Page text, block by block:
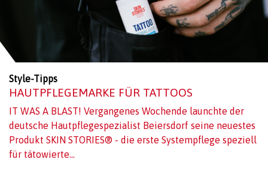
Style-Tipps
HAUTPFLEGEMARKE FÜR TATTOOS
IT WAS A BLAST! Vergangenes Wochende launchte der
deutsche Hautpflegespezialist Beiersdorf seine neuestes
Produkt SKIN STORIES® - die erste Systempflege speziell
für tätowierte...